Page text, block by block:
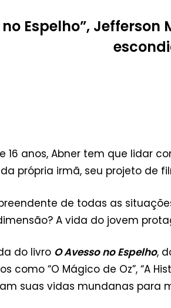
no Espelho”,
16 anos, Abner tem que lidar
própria irmã, seu projeto de
de todas as
A vida do jovem
do livro O Avesso no Espelho,
“O Mágico de Oz”, “A
suas vidas mundanas para